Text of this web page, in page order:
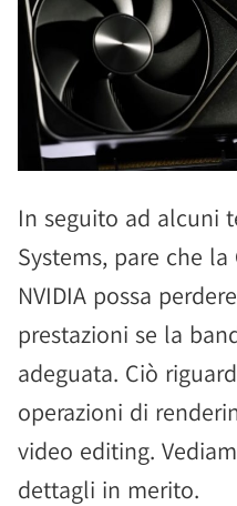
In seguito ad alcuni
Systems, pare che la
NVIDIA possa
prestazioni se la
adeguata. Ciò
operazioni di
video editing.
dettagli in merito.